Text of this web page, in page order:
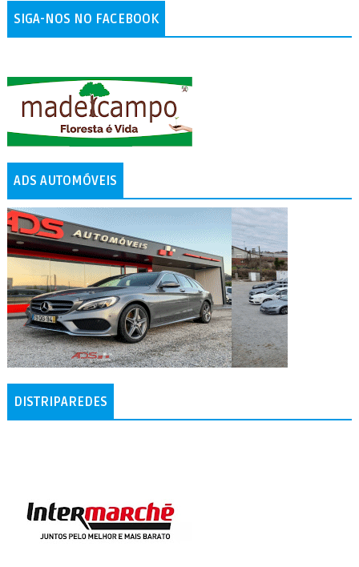
SIGA-NOS NO FACEBOOK
ADS AUTOMÓVEIS
DISTRIPAREDES